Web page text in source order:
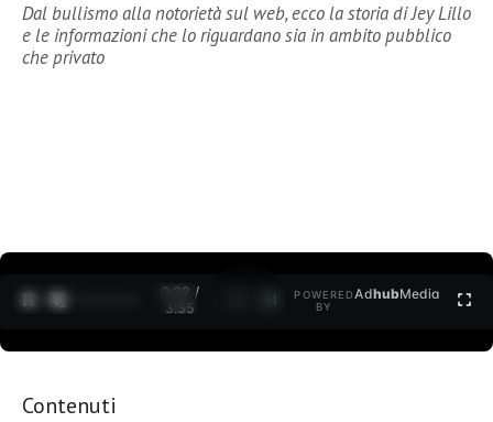
Dal bullismo alla notorietà sul web, ecco la storia di Jey Lillo
e le informazioni che lo riguardano sia in ambito pubblico
che privato
0:30 /
3:35
POWERED
BY
AdhubMedia
Contenuti